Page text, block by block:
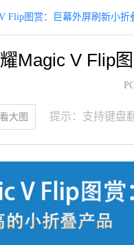
Flip图赏：巨幕外屏刷新小折
Magic V Flip
大图 提示：支持键盘